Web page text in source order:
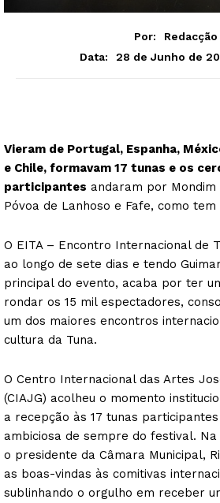
Por:
Redacção
Data:
28 de Junho de
Vieram de Portugal, Espanha,
e Chile, formavam 17 tunas e os
participantes andaram por Mondim
Póvoa de Lanhoso e Fafe, como
O EITA – Encontro Internacional de
ao longo de sete dias e tendo
principal do evento, acaba por ter
rondar os 15 mil espectadores,
um dos maiores encontros
cultura da Tuna.
O Centro Internacional das Artes
(CIAJG) acolheu o momento
a recepção às 17 tunas
ambiciosa de sempre do festival. Na
o presidente da Câmara Municipal,
as boas-vindas às comitivas
sublinhando o orgulho em receber